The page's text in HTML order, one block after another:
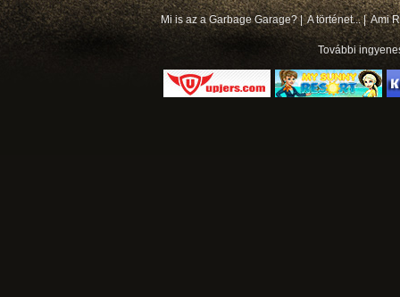
Mi is az a Garbage Garage? |A történet... |Ami
További